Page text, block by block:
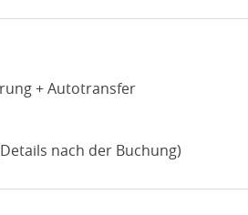
+ Autotransfer
nach der Buchung)